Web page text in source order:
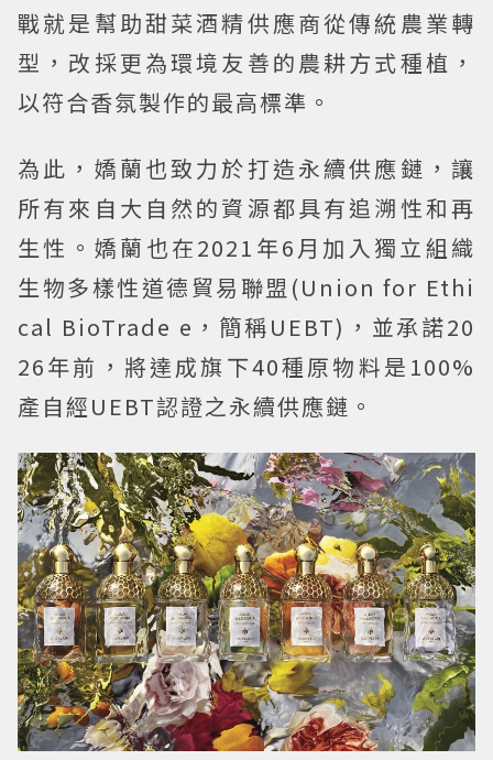
戰就是幫助甜菜酒精供應商從傳統農業轉
型，改採更為環境友善的農耕方式種植，
以符合香氛製作的最高標準。
為此，嬌蘭也致力於打造永續供應鏈，讓
所有來自大自然的資源都具有追溯性和再
生性。嬌蘭也在2021年6月加入獨立組織
生物多樣性道德貿易聯盟(Union for Ethi
cal BioTrade e，簡稱UEBT)，並承諾20
26年前，將達成旗下40種原物料是100%
產自經UEBT認證之永續供應鏈。